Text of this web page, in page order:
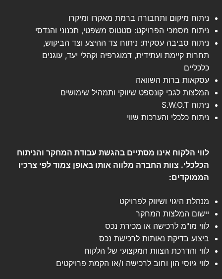
ניתוח מיקום ותחבורה ברמת מאקרו ומיקרו
ניתוח מסמכי הפרויקט: סטטוס משפטי, תכנוני והנדסי
ניתוח סביבה עסקית: ניתוח צד ההיצע וצד הביקוש,
תחרות קיימת ועתידית, דמוגרפיה וקהלי יעד, עוגנים
כלכליים
עסקאות ברות השוואה
המלצות לגבי קונספט שיווקי ותמהיל שימושים
ניתוח S.W.O.T
ניתוח כלכלי והערכות שווי
לווי הלקוח אינו מסתיים בהגשת עבודת המחקר והניתוח
הכלכלי. צוות החברה מלווה אותו באופן צמוד לפי צרכיו
הממוקדים:
מנהלת היגוי ושיווק לפרויקט
יישום המלצות המחקר
לווי מו"מ לרכישה או מכירת נכס
ביצוע בדיקת נאותות לרכישת נכס
לווי והדרכת הצוות המקצועי של הלקוח
לווי גיוסי הון וחוב לרכישה ו/או הקמת פרויקטים